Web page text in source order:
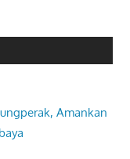
Amankan